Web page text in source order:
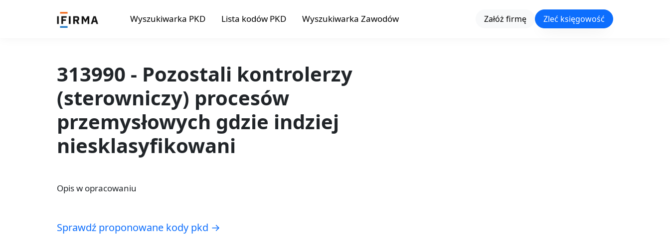
Wyszukiwarka PKD Lista kodów PKD Wyszukiwarka Zawodów Załóż firmę Zleć księgowość
313990 - Pozostali kontrolerzy
(sterowniczy) procesów
przemysłowych gdzie indziej
niesklasyfikowani
Opis w opracowaniu
Sprawdź proponowane kody pkd →